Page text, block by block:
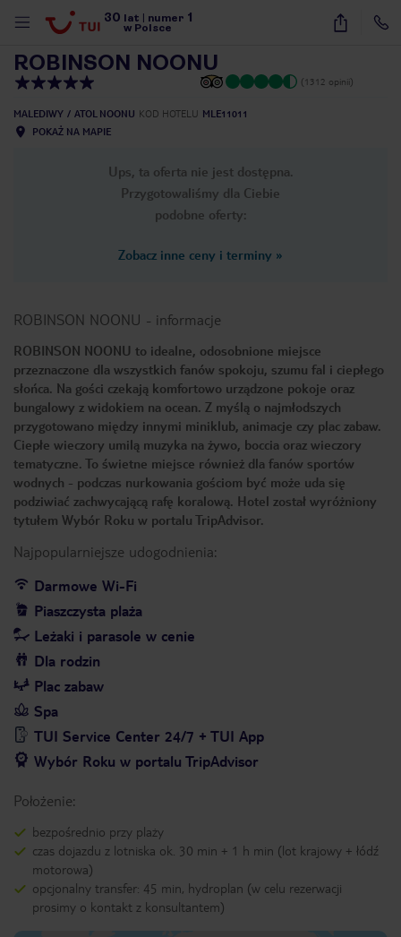
30 lat numer 1
w Polsce
37
ROBINSON NOONU
(1312 opinii)
MALEDIWY ATOL NOONU KOD HOTELU MLE11011
POKAŻ NA MAPIE
Ups, ta oferta nie jest dostępna.
Przygotowaliśmy dla Ciebie
podobne oferty:
Zobacz inne ceny i terminy »
ROBINSON NOONU - informacje
ROBINSON NOONU to idealne, odosobnione miejsce
przeznaczone dla wszystkich fanów spokoju, szumu fal i ciepłego
słońca. Na gości czekają komfortowo urządzone pokoje oraz
bungalowy z widokiem na ocean. Z myślą o najmłodszych
przygotowano między innymi miniklub, animacje czy plac zabaw.
Ciepłe wieczory umilą muzyka na żywo, boccia oraz wieczory
tematyczne. To świetne miejsce również dla fanów sportów
wodnych - podczas nurkowania gościom być może uda się
podziwiać zachwycającą rafę koralową. Hotel został wyróżniony
tytułem Wybór Roku w portalu TripAdvisor.
Najpopularniejsze udogodnienia:
Darmowe Wi-Fi
Piaszczysta plaża
Leżaki i parasole w cenie
Dla rodzin
Plac zabaw
Spa
TUI Service Center 24/7 + TUI App
Wybór Roku w portalu TripAdvisor
Położenie:
bezpośrednio przy plaży
czas dojazdu z lotniska ok. 30 min + 1 h min (lot krajowy + łódź
motorowa)
opcjonalny transfer: 45 min, hydroplan (w celu rezerwacji
prosimy o kontakt z konsultantem)